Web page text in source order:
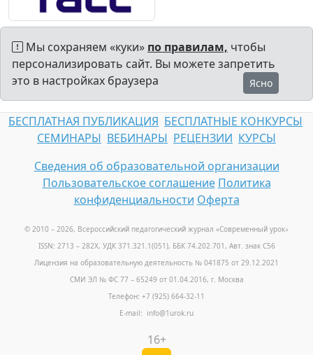
Мы сохраняем «куки» по правилам, чтобы
персонализировать сайт. Вы можете запретить
это в настройках браузера
Ясно
БЕСПЛАТНАЯ ПУБЛИКАЦИЯ БЕСПЛАТНЫЕ КОНКУРСЫ
СЕМИНАРЫ ВЕБИНАРЫ РЕЦЕНЗИИ КУРСЫ
Сведения об образовательной организации
Пользовательское соглашение Политика
конфиденциальности Оферта
© 2010 – 2026, Всероссийский педагогический журнал «Современный урок»
ISSN: 2713 – 282X, УДК 371.321.1(051), ББК 74.202.701, Авт. знак С56
Лицензия на образовательную деятельность № 041875 от 29.12.2021
СМИ ЭЛ № ФС 77 – 65249 от 01.04.2016, г. Москва
Телефон: +7 (925) 664-32-11
E-mail: info@1urok.ru
16+